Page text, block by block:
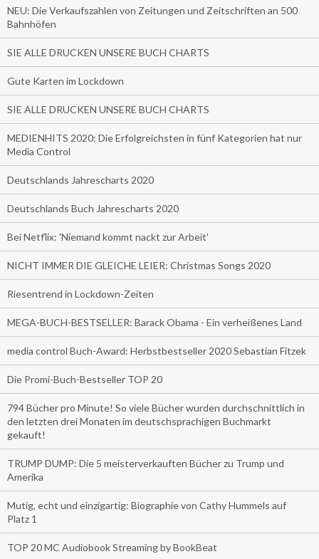
NEU: Die Verkaufszahlen von Zeitungen und Zeitschriften an 500
Bahnhöfen
SIE ALLE DRUCKEN UNSERE BUCH CHARTS
Gute Karten im Lockdown
SIE ALLE DRUCKEN UNSERE BUCH CHARTS
MEDIENHITS 2020: Die Erfolgreichsten in fünf Kategorien hat nur
Media Control
Deutschlands Jahrescharts 2020
Deutschlands Buch Jahrescharts 2020
Bei Netflix: 'Niemand kommt nackt zur Arbeit'
NICHT IMMER DIE GLEICHE LEIER: Christmas Songs 2020
Riesentrend in Lockdown-Zeiten
MEGA-BUCH-BESTSELLER: Barack Obama - Ein verheißenes Land
media control Buch-Award: Herbstbestseller 2020 Sebastian Fitzek
Die Promi-Buch-Bestseller TOP 20
794 Bücher pro Minute! So viele Bücher wurden durchschnittlich in
den letzten drei Monaten im deutschsprachigen Buchmarkt
gekauft!
TRUMP DUMP: Die 5 meisterverkauften Bücher zu Trump und
Amerika
Mutig, echt und einzigartig: Biographie von Cathy Hummels auf
Platz 1
TOP 20 MC Audiobook Streaming by BookBeat